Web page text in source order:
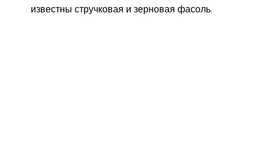
известны стручковая и зерновая фасоль.